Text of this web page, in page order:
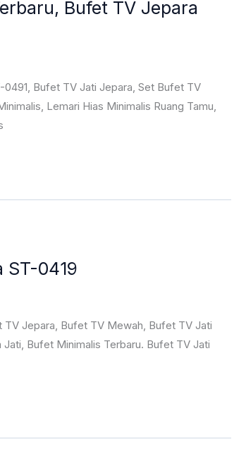
Bufet TV Jepara
Bufet TV Jati Jepara, Set Bufet TV
Lemari Hias Minimalis Ruang Tamu,
ST-0419
TV Jepara, Bufet TV Mewah, Bufet TV Jati
Bufet Minimalis Terbaru. Bufet TV Jati